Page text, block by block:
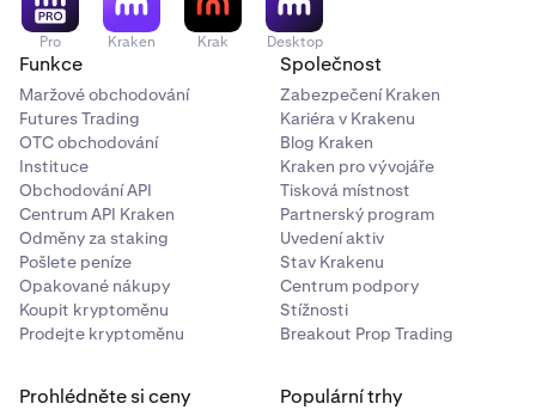
Pro Kraken Krak Desktop
Funkce
Maržové obchodování
Futures Trading
OTC obchodování
Instituce
Obchodování API
Centrum API Kraken
Odměny za staking
Pošlete peníze
Opakované nákupy
Koupit kryptoměnu
Prodejte kryptoměnu
Společnost
Zabezpečení Kraken
Kariéra v Krakenu
Blog Kraken
Kraken pro vývojáře
Tisková místnost
Partnerský program
Uvedení aktiv
Stav Krakenu
Centrum podpory
Stížnosti
Breakout Prop Trading
Prohlédněte si ceny Populární trhy